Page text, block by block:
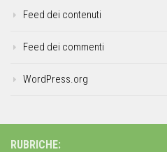
Feed dei contenuti
Feed dei commenti
WordPress.org
RUBRICHE: